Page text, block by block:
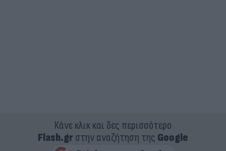
Κάνε κλικ και δες περισσότερο
Flash.grστην αναζήτηση της Google